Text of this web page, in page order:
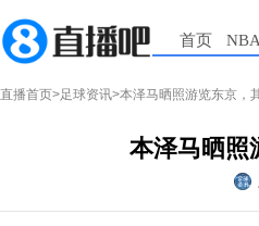
首页
直播首页>足球资讯>本泽马晒照游览东京，
本泽马晒照